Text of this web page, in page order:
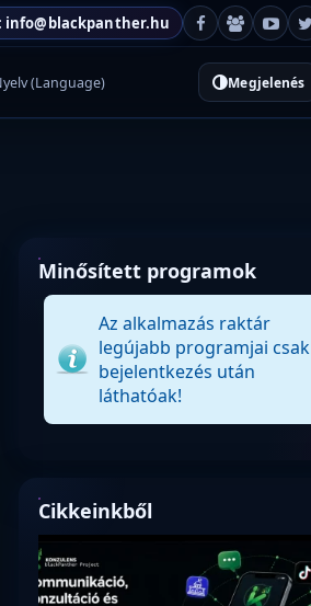
info@blackpanther.hu
(Language) Megjelenés
Minősített programok
Az alkalmazás raktár
legújabb programjai csak
bejelentkezés után
láthatóak!
Cikkeinkből